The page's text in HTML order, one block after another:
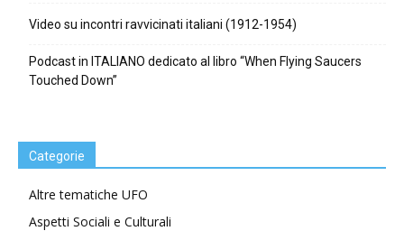
Video su incontri ravvicinati italiani (1912-1954)
Podcast in ITALIANO dedicato al libro “When Flying Saucers
Touched Down”
Categorie
Altre tematiche UFO
Aspetti Sociali e Culturali